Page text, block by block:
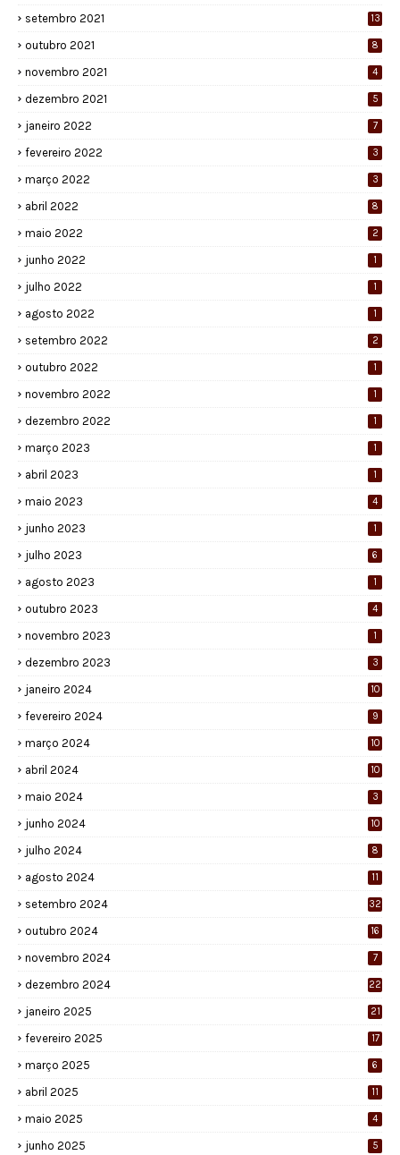
setembro 2021 13
outubro 2021 8
novembro 2021 4
dezembro 2021 5
janeiro 2022 7
fevereiro 2022 3
março 2022 3
abril 2022 8
maio 2022 2
junho 2022 1
julho 2022 1
agosto 2022 1
setembro 2022 2
outubro 2022 1
novembro 2022 1
dezembro 2022 1
março 2023 1
abril 2023 1
maio 2023 4
junho 2023 1
julho 2023 6
agosto 2023 1
outubro 2023 4
novembro 2023 1
dezembro 2023 3
janeiro 2024 10
fevereiro 2024 9
março 2024 10
abril 2024 10
maio 2024 3
junho 2024 10
julho 2024 8
agosto 2024 11
setembro 2024 32
outubro 2024 16
novembro 2024 7
dezembro 2024 22
janeiro 2025 21
fevereiro 2025 17
março 2025 6
abril 2025 11
maio 2025 4
junho 2025 5